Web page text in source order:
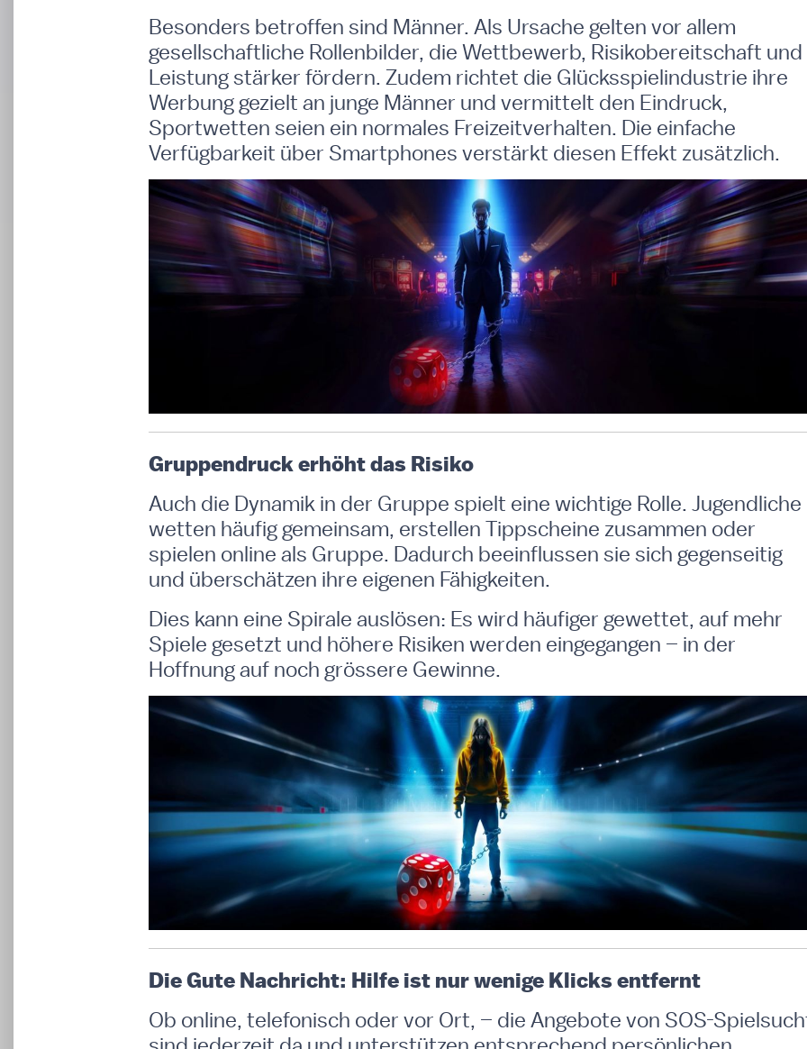
Besonders betroffen sind Männer. Als Ursache gelten vor allem
gesellschaftliche Rollenbilder, die Wettbewerb, Risikobereitschaft und
Leistung stärker fördern. Zudem richtet die Glücksspielindustrie ihre
Werbung gezielt an junge Männer und vermittelt den Eindruck,
Sportwetten seien ein normales Freizeitverhalten. Die einfache
Verfügbarkeit über Smartphones verstärkt diesen Effekt zusätzlich.
Gruppendruck erhöht das Risiko
Auch die Dynamik in der Gruppe spielt eine wichtige Rolle. Jugendliche
wetten häufig gemeinsam, erstellen Tippscheine zusammen oder
spielen online als Gruppe. Dadurch beeinflussen sie sich gegenseitig
und überschätzen ihre eigenen Fähigkeiten.
Dies kann eine Spirale auslösen: Es wird häufiger gewettet, auf mehr
Spiele gesetzt und höhere Risiken werden eingegangen – in der
Hoffnung auf noch grössere Gewinne.
Die Gute Nachricht: Hilfe ist nur wenige Klicks entfernt
Ob online, telefonisch oder vor Ort, – die Angebote von SOS-